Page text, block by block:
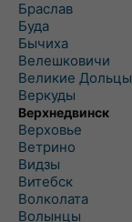
Браслав
Буда
Бычиха
Велешковичи
Великие Дольцы
Веркуды
Верхнедвинск
Верховье
Ветрино
Видзы
Витебск
Волколата
Волынцы